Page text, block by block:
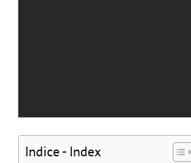
Indice - Index